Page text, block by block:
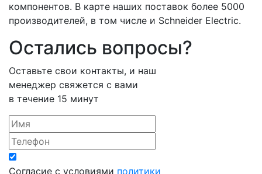
компонентов. В карте наших поставок более 5000
производителей, в том числе и Schneider Electric.
Остались вопросы?
Оставьте свои контакты, и наш
менеджер свяжется с вами
в течение 15 минут
Согласие с условиями политики